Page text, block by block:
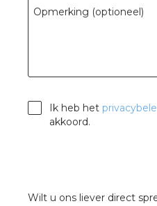
Opmerking (optioneel)
Ik heb het
akkoord.
Wilt u ons liever direct